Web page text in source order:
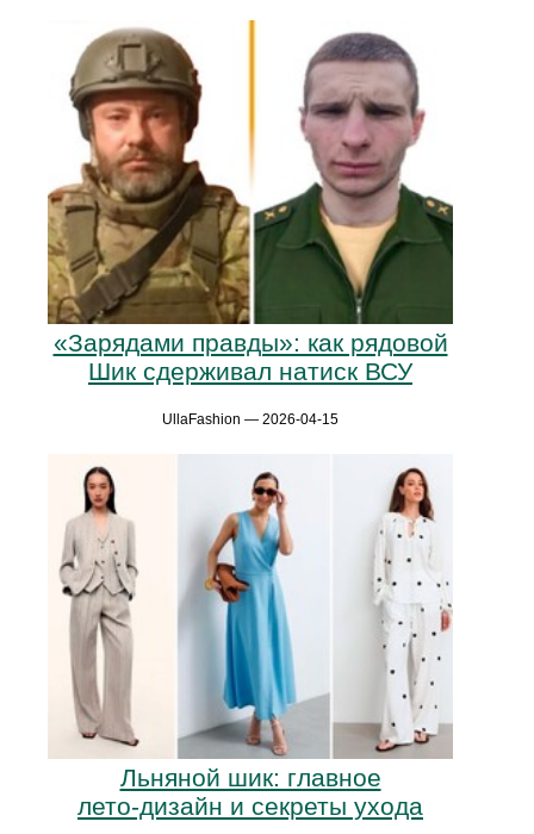
«Зарядами правды»: как рядовой
Шик сдерживал натиск ВСУ
UllaFashion — 2026-04-15
Льняной шик: главное
лето‑дизайн и секреты ухода